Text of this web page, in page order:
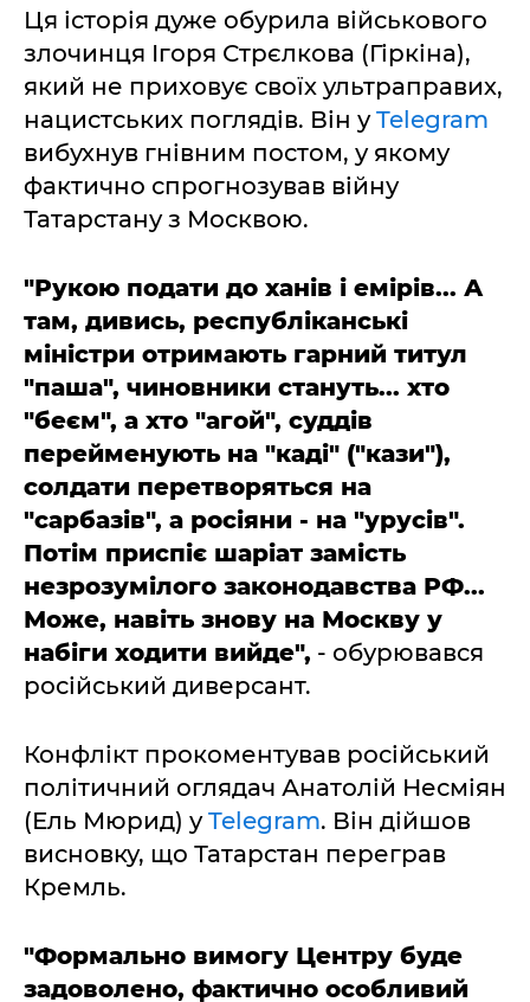
Ця історія дуже обурила військового
злочинця Ігоря Стрєлкова (Гіркіна),
який не приховує своїх ультраправих,
нацистських поглядів. Він уTelegram
вибухнув гнівним постом, у якому
фактично спрогнозував війну
Татарстану з Москвою.
"Рукою подати до ханів і емірів... А
там, дивись, республіканські
міністри отримають гарний титул
"паша", чиновники стануть... хто
"беєм", а хто "агой", суддів
перейменують на "каді" ("кази"),
солдати перетворяться на
"сарбазів", а росіяни - на "урусів".
Потім приспіє шаріат замість
незрозумілого законодавства РФ...
Може, навіть знову на Москву у
набіги ходити вийде", - обурювався
російський диверсант.
Конфлікт прокоментував російський
політичний оглядач Анатолій Несміян
(Ель Мюрид) уTelegram. Він дійшов
висновку, що Татарстан переграв
Кремль.
"Формально вимогу Центру буде
задоволено, фактично особливий